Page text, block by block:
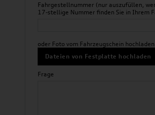
Fahrgestellnummer (nur auszufüllen,
17-stellige Nummer finden Sie in Ihrem
oder Foto vom Fahrzeugschein hochladen
Dateien von Festplatte hochladen
Frage